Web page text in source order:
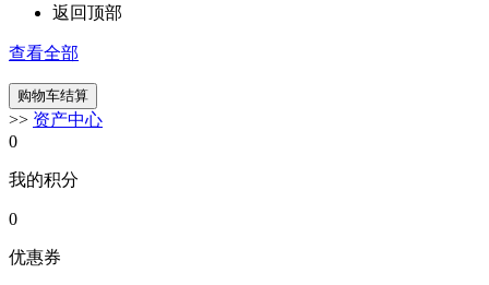
返回顶部
查看全部
>> 资产中心
0
我的积分
0
优惠券